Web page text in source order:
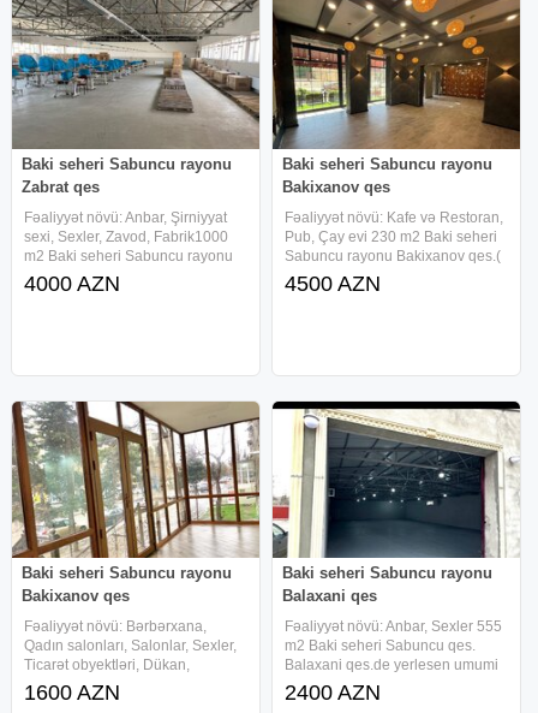
Baki seheri Sabuncu rayonu
Zabrat qes
Fəaliyyət növü: Anbar, Şirniyyat
sexi, Sexler, Zavod, Fabrik1000
m2 Baki seheri Sabuncu rayonu
Zabrat qes.de yerlesen umumi
sahesi 1000 kv/m olan obyekt
4000 AZN
Baki seheri Sabuncu rayonu
Bakixanov qes
Fəaliyyət növü: Kafe və Restoran,
Pub, Çay evi 230 m2 Baki seheri
Sabuncu rayonu Bakixanov qes.(
Razin ) yerlesen umumi sahesi
230 kv/m olan obyekt icareye
4500 AZN
Baki seheri Sabuncu rayonu
Bakixanov qes
Fəaliyyət növü: Bərbərxana,
Qadın salonları, Salonlar, Sexler,
Ticarət obyektləri, Dükan,
Mağaza, Aptek, Biznes Mərkəzi,
Klinikalar, Tədris mərkəzi,
1600 AZN
Baki seheri Sabuncu rayonu
Balaxani qes
Fəaliyyət növü: Anbar, Sexler 555
m2 Baki seheri Sabuncu qes.
Balaxani qes.de yerlesen umumi
sahesi 555 kv/m olan anbar
icareye verilir. Qaz, Su, İşıq ,
2400 AZN